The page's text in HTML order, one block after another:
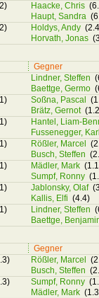
Haacke, Chris
Haupt, Sandra
Holdys, Andy
Horvath, Jonas
Gegner
Lindner, Steffen
Baettge, Germo
Soßna, Pascal
Brätz, Gernot
Hantel, Liam-
Fussenegger,
Rößler, Marcel
Busch, Steffen
Mädler, Mark
Sumpf, Ronny
Jablonsky, Olaf
Kallis, Elfi (4.4)
Lindner, Steffen
Baettge,
Gegner
Rößler, Marcel
Busch, Steffen
Sumpf, Ronny
Mädler, Mark